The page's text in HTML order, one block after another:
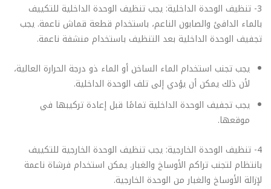
3- تنظيف الوحدة الداخلية: يجب تنظيف الوحدة الداخلية للتكييف
بالماء الدافئ والصابون الناعم، باستخدام قطعة قماش ناعمة. يجب
تجفيف الوحدة الداخلية بعد التنظيف باستخدام منشفة ناعمة.
يجب تجنب استخدام الماء الساخن أو الماء ذو درجة الحرارة العالية،
لأن ذلك يمكن أن يؤدي إلى تلف الوحدة الداخلية.
يجب تجفيف الوحدة الداخلية تمامًا قبل إعادة تركيبها في
موقعها.
4- تنظيف الوحدة الخارجية: يجب تنظيف الوحدة الخارجية للتكييف
بانتظام لتجنب تراكم الأوساخ والغبار. يمكن استخدام فرشاة ناعمة
لإزالة الأوساخ والغبار من الوحدة الخارجية.